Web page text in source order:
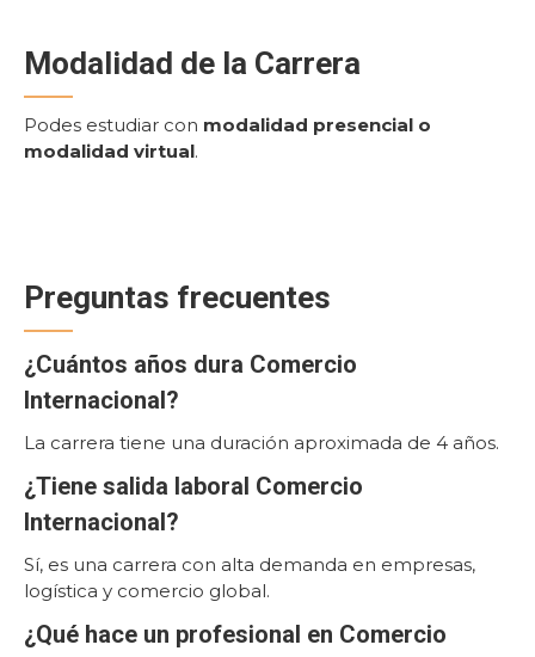
Modalidad de la Carrera
Podes estudiar con modalidad presencial o
modalidad virtual.
Preguntas frecuentes
¿Cuántos años dura Comercio
Internacional?
La carrera tiene una duración aproximada de 4 años.
¿Tiene salida laboral Comercio
Internacional?
Sí, es una carrera con alta demanda en empresas,
logística y comercio global.
¿Qué hace un profesional en Comercio